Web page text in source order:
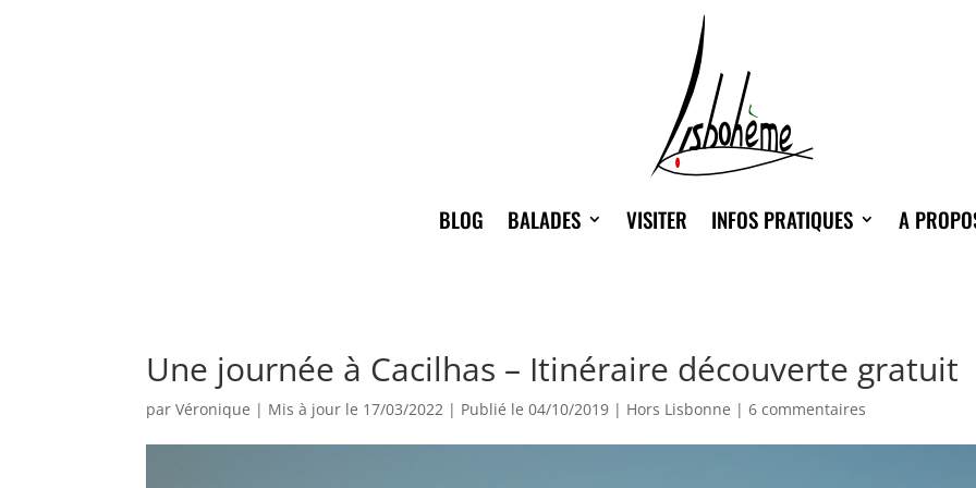
BLOG BALADES VISITER INFOS PRATIQUES A
Une journée à Cacilhas – Itinéraire découverte gratuit
parVéronique | Mis à jour le 17/03/2022 | Publié le 04/10/2019 | Hors Lisbonne |6 commentaires